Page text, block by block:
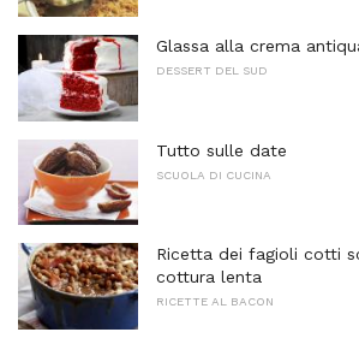
Glassa alla crema
DESSERT DEL SUD
Tutto sulle date
SCUOLA DI CUCINA
Ricetta dei fagioli cotti
cottura lenta
RICETTE AL BACON